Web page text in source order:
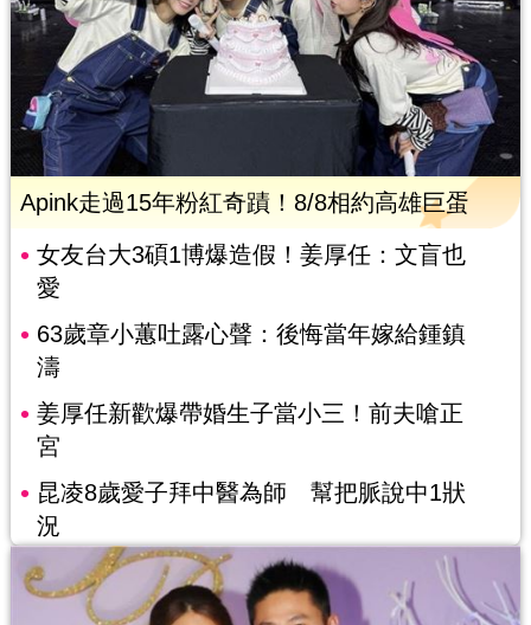
Apink走過15年粉紅奇蹟！8/8相約高雄巨蛋
女友台大3碩1博爆造假！姜厚任：文盲也
愛
63歲章小蕙吐露心聲：後悔當年嫁給鍾鎮
濤
姜厚任新歡爆帶婚生子當小三！前夫嗆正
宮
昆凌8歲愛子拜中醫為師 幫把脈說中1狀
況